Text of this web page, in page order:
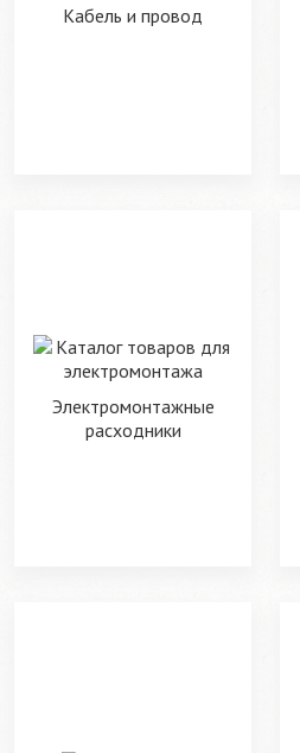
Кабель и провод
Электромонтажные
расходники